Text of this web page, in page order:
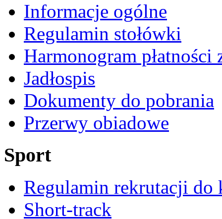
Informacje ogólne
Regulamin stołówki
Harmonogram płatności
Jadłospis
Dokumenty do pobrania
Przerwy obiadowe
Sport
Regulamin rekrutacji do
Short-track